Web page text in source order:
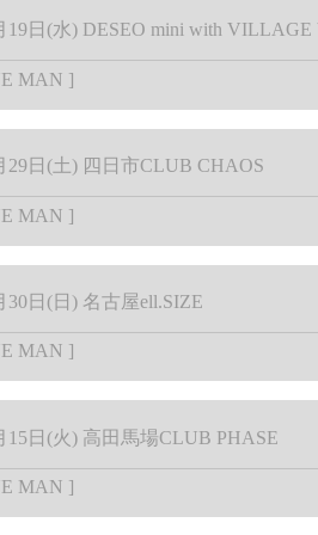
19日(水) DESEO mini with
MAN ]
29日(土) 四日市CLUB CHAOS
MAN ]
30日(日) 名古屋ell.SIZE
MAN ]
15日(火) ⾼⽥⾺場CLUB PHASE
MAN ]